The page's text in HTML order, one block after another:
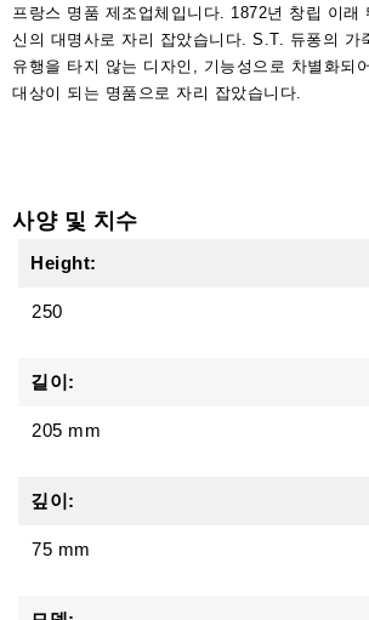
프랑스 명품 제조업체입니다. 1872년 창립 이래
신의 대명사로 자리 잡았습니다. S.T. 듀퐁의 가
유행을 타지 않는 디자인, 기능성으로 차별화되
대상이 되는 명품으로 자리 잡았습니다.
사양 및 치수
Height:
250
길이:
205 mm
깊이:
75 mm